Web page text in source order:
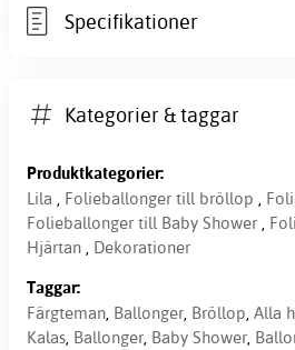
Specifikationer
Kategorier & taggar
Produktkategorier:
Lila , Folieballonger till bröllop ,
Folieballonger till Baby Shower ,
Hjärtan , Dekorationer
Taggar:
Färgteman, Ballonger, Bröllop, Alla
Kalas, Ballonger, Baby Shower,